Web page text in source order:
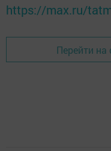
https://max.ru/
Перейти на